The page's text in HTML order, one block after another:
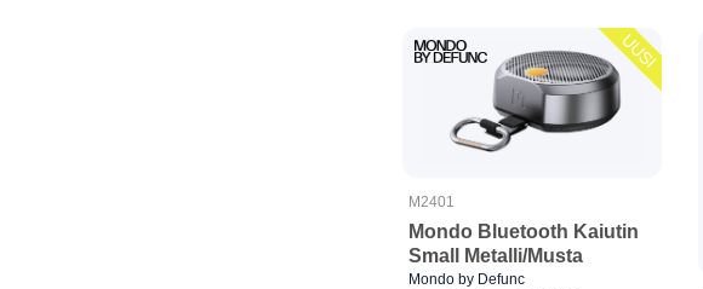
UUSI
M2401
Mondo Bluetooth Kaiutin
Small Metalli/Musta
Mondo by Defunc